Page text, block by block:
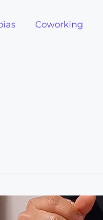
Coworking